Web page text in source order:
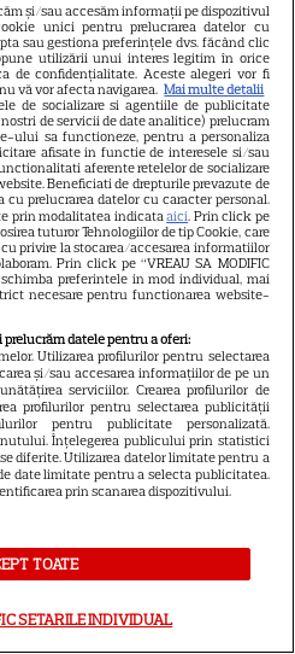
revine cu „Omul cu
mortală”. Filmul
în care copiii devin
după ce mănâncă
STRĂINE
peștelui posac”,
animată inspirată
un bestseller The New
Times, ajunge în
pe 7 august
Netflix în august 2026:
De Niro, „Nosferatu” și
sezoane din „Outer
și/sau accesăm informații pe dispozitivul
unici pentru prelucrarea datelor cu
sau gestiona preferințele dvs. făcând clic
utilizării unui interes legitim în orice
de confidențialitate. Aceste alegeri vor fi
vă vor afecta navigarea. Mai multe detalii
de socializare si agentiile de publicitate
de servicii de date analitice) prelucram
ului sa functioneze, pentru a personaliza
afisate in functie de interesele si/sau
aferente retelelor de socializare
Beneficiati de drepturile prevazute de
cu prelucrarea datelor cu caracter personal.
prin modalitatea indicataaici. Prin click pe
tuturor Tehnologiilor de tip Cookie, care
privire la stocarea/accesarea informatiilor
Prin click pe “VREAU SA MODIFIC
schimba preferintele in mod individual, mai
necesare pentru functionarea website-
datele pentru a oferi:
Utilizarea profilurilor pentru selectarea
și/sau accesarea informațiilor de pe un
serviciilor. Crearea profilurilor de
profilurilor pentru selectarea publicității
pentru publicitate personalizată.
Înțelegerea publicului prin statistici
diferite. Utilizarea datelor limitate pentru a
date limitate pentru a selecta publicitatea.
prin scanarea dispozitivului.
TOATE
SETARILE INDIVIDUAL